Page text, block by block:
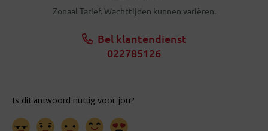
Zonaal Tarief. Wachttijden kunnen variëren.
Bel klantendienst
022785126